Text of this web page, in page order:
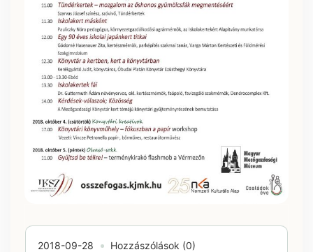
2018-09-28 Hozzászólások (0)